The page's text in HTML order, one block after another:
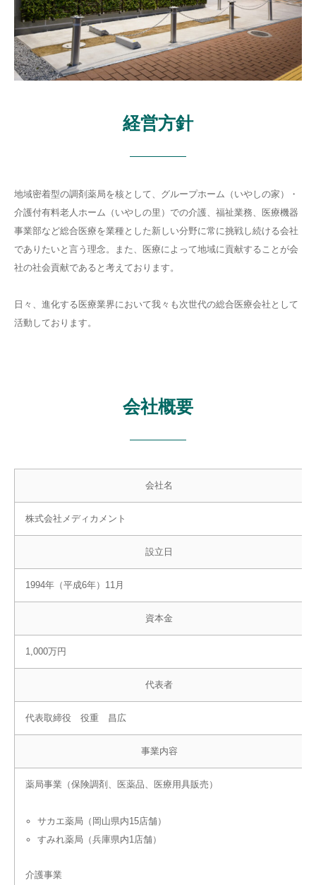
経営方針
地域密着型の調剤薬局を核として、グループホーム（いやしの家）・
介護付有料老人ホーム（いやしの里）での介護、福祉業務、医療機器
事業部など総合医療を業種とした新しい分野に常に挑戦し続ける会社
でありたいと言う理念。また、医療によって地域に貢献することが会
社の社会貢献であると考えております。
日々、進化する医療業界において我々も次世代の総合医療会社として
活動しております。
会社概要
会社名
株式会社メディカメント
設立日
1994年（平成6年）11月
資本金
1,000万円
代表者
代表取締役 役重 昌広
事業内容
薬局事業（保険調剤、医薬品、医療用具販売）
サカエ薬局（岡山県内15店舗）
すみれ薬局（兵庫県内1店舗）
介護事業